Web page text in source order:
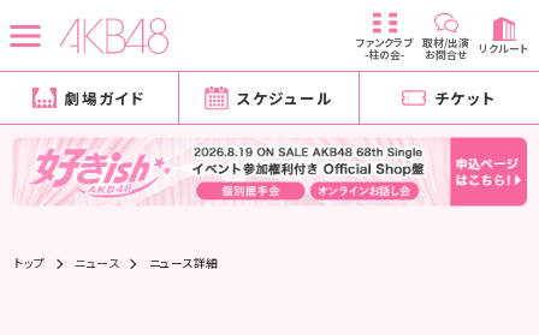
ファンクラブ
-柱の会-
取材/出演
お問合せ リクルート
劇場ガイド スケジュール チケット
トップ ニュース ニュース詳細